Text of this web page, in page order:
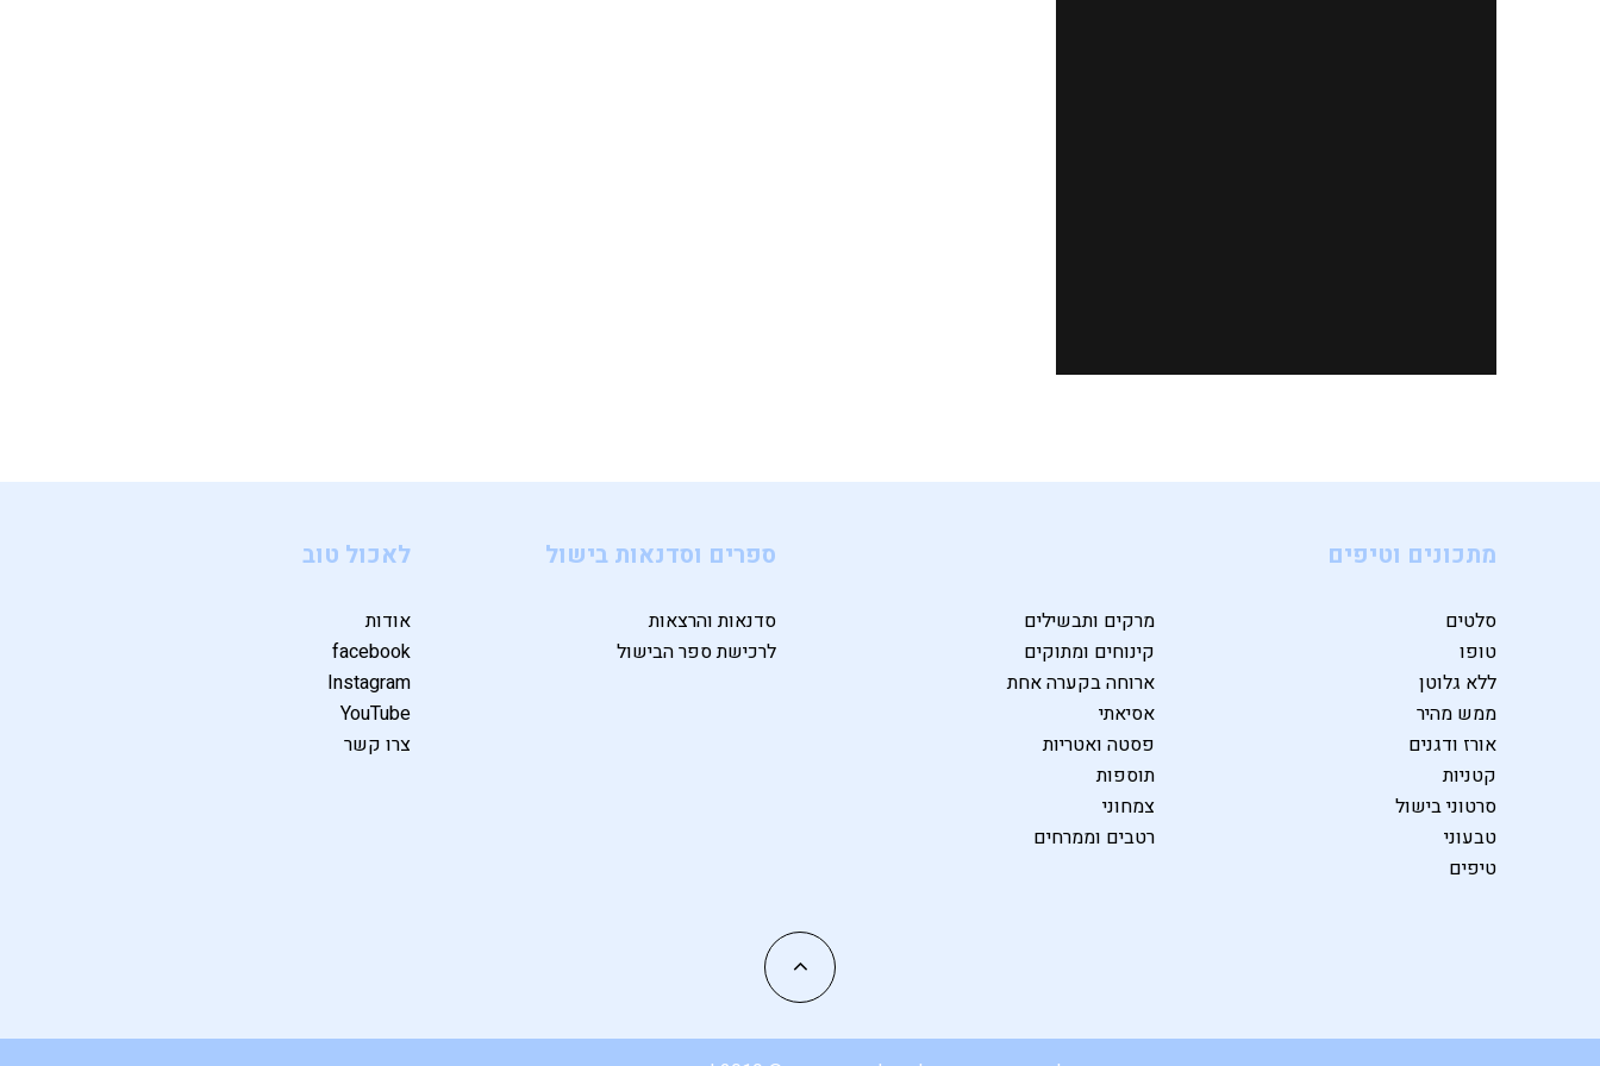
מתכונים וטיפים
סלטים
מרקים ותבשילים
טופו
קינוחים ומתוקים
ללא גלוטן
ארוחה בקערה אחת
ממש מהיר
אסיאתי
אורז ודגנים
פסטה ואטריות
קטניות
תוספות
סרטוני בישול
צמחוני
טבעוני
רטבים וממרחים
טיפים
ספרים וסדנאות בישול
סדנאות והרצאות
לרכישת ספר הבישול
לאכול טוב
אודות
facebook
Instagram
YouTube
צרו קשר